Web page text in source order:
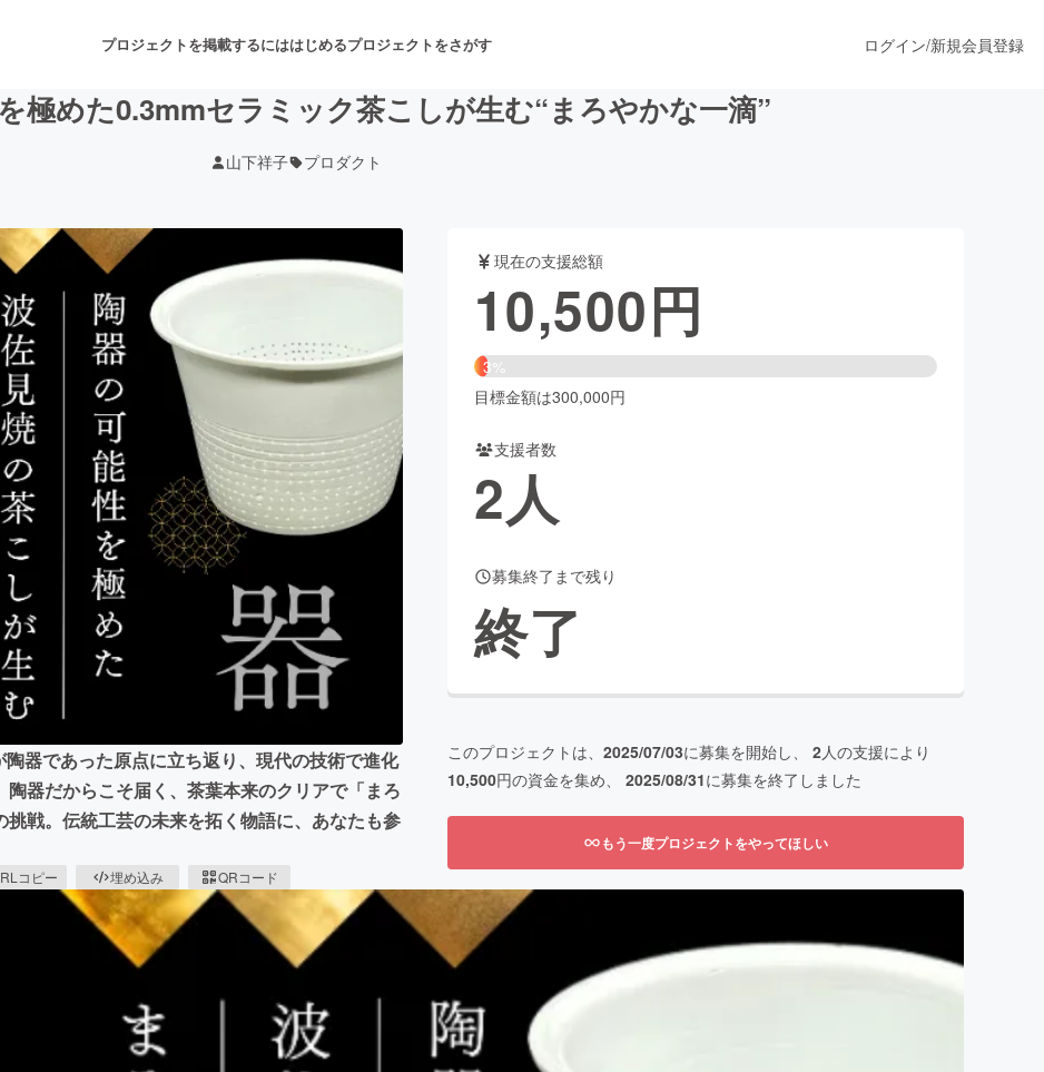
プロジェクトを掲載するにははじめるプロジェクトをさがす
音楽 舞台・パフォーマンス
ゲーム・サービス開発 ファッション
書籍・雑誌出版
チャレンジ ビューティー・ヘルスケア
CAMPFIRE for Social GoodCAMPFIRE Creation
CAMPFIREふるさと納税machi-ya
ログイン/新規会員登録
極めた0.3mmセラミック茶こしが生む“まろやかな一滴”
山下祥子 プロダクト
器であった原点に立ち返り、現代の技術で進化
器だからこそ届く、茶葉本来のクリアで「まろ
戦。伝統工芸の未来を拓く物語に、あなたも参
コピー 埋め込み QRコード
現在の支援総額
10,500円
3%
目標金額は300,000円
支援者数
2人
募集終了まで残り
終了
このプロジェクトは、 2025/07/03に募集を開始し、 2人の支援により
10,500円の資金を集め、 2025/08/31に募集を終了しました
もう一度プロジェクトをやってほしい